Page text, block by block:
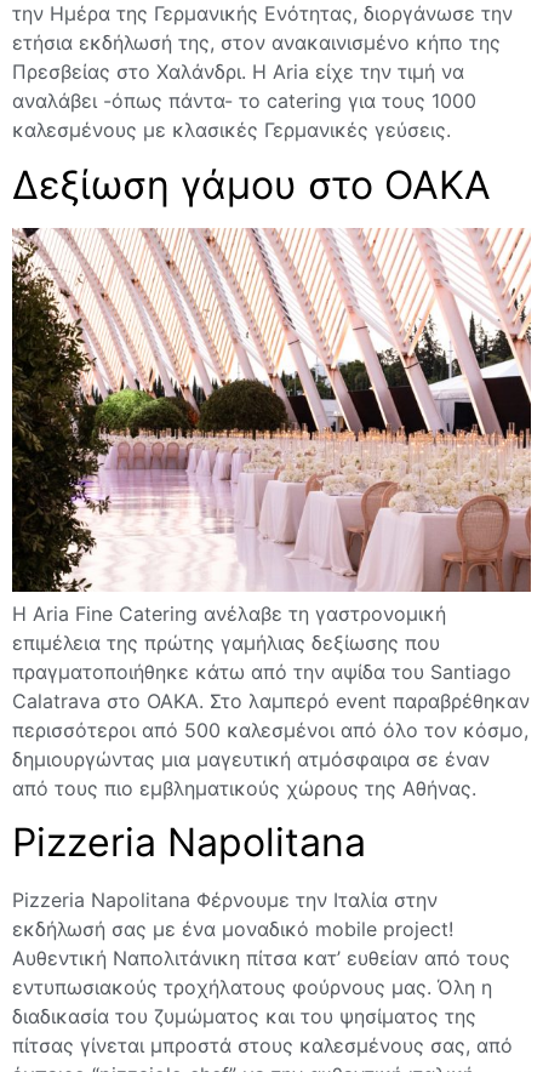
την Ημέρα της Γερμανικής Ενότητας, διοργάνωσε την
ετήσια εκδήλωσή της, στον ανακαινισμένο κήπο της
Πρεσβείας στο Χαλάνδρι. Η Aria είχε την τιμή να
αναλάβει -όπως πάντα- το catering για τους 1000
καλεσμένους με κλασικές Γερμανικές γεύσεις.
Δεξίωση γάμου στο ΟΑΚΑ
Η Aria Fine Catering ανέλαβε τη γαστρονομική
επιμέλεια της πρώτης γαμήλιας δεξίωσης που
πραγματοποιήθηκε κάτω από την αψίδα του Santiago
Calatrava στο ΟΑΚΑ. Στο λαμπερό event παραβρέθηκαν
περισσότεροι από 500 καλεσμένοι από όλο τον κόσμο,
δημιουργώντας μια μαγευτική ατμόσφαιρα σε έναν
από τους πιο εμβληματικούς χώρους της Αθήνας.
Pizzeria Napolitana
Pizzeria Napolitana Φέρνουμε την Ιταλία στην
εκδήλωσή σας με ένα μοναδικό mobile project!
Αυθεντική Ναπολιτάνικη πίτσα κατ’ ευθείαν από τους
εντυπωσιακούς τροχήλατους φούρνους μας. Όλη η
διαδικασία του ζυμώματος και του ψησίματος της
πίτσας γίνεται μπροστά στους καλεσμένους σας, από